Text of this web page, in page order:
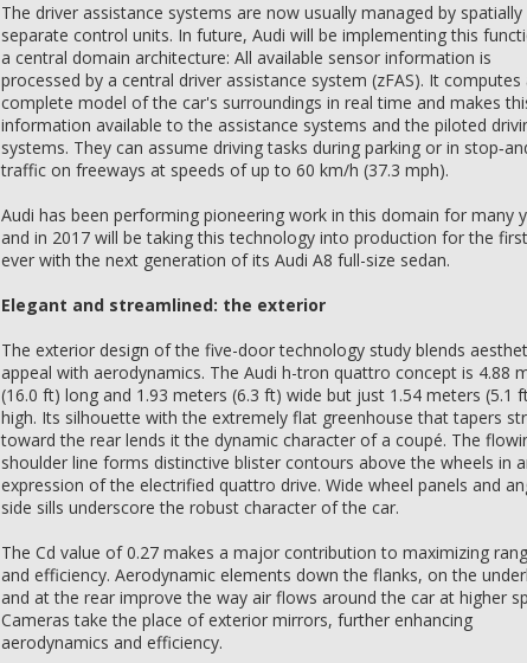
The driver assistance systems are now usually managed by spatially
separate control units. In future, Audi will be implementing this
a central domain architecture: All available sensor information is
processed by a central driver assistance system (zFAS). It computes
complete model of the car's surroundings in real time and makes
information available to the assistance systems and the piloted
systems. They can assume driving tasks during parking or in
traffic on freeways at speeds of up to 60 km/h (37.3 mph).
Audi has been performing pioneering work in this domain for many
and in 2017 will be taking this technology into production for the
ever with the next generation of its Audi A8 full-size sedan.
Elegant and streamlined: the exterior
The exterior design of the five-door technology study blends
appeal with aerodynamics. The Audi h-tron quattro concept is 4.88
(16.0 ft) long and 1.93 meters (6.3 ft) wide but just 1.54 meters (5.1
high. Its silhouette with the extremely flat greenhouse that tapers
toward the rear lends it the dynamic character of a coupé. The
shoulder line forms distinctive blister contours above the wheels in
expression of the electrified quattro drive. Wide wheel panels and
side sills underscore the robust character of the car.
The Cd value of 0.27 makes a major contribution to maximizing
and efficiency. Aerodynamic elements down the flanks, on the
and at the rear improve the way air flows around the car at higher
Cameras take the place of exterior mirrors, further enhancing
aerodynamics and efficiency.